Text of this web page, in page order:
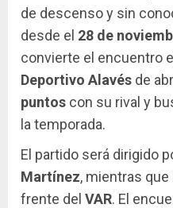
de descenso y sin
desde el 28 de
convierte el encuentro
Deportivo Alavés de
puntos con su rival y
la temporada.
El partido será dirigido
Martínez, mientras que
frente del VAR. El